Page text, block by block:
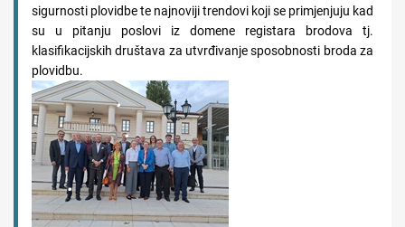
sigurnosti plovidbe te najnoviji trendovi koji se primjenjuju kad
su u pitanju poslovi iz domene registara brodova tj.
klasifikacijskih društava za utvrđivanje sposobnosti broda za
plovidbu.